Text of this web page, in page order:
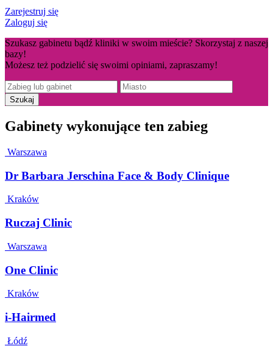
Zarejestruj się
Zaloguj się
Szukasz gabinetu bądź kliniki w swoim mieście? Skorzystaj z naszej
bazy!
Możesz też podzielić się swoimi opiniami, zapraszamy!
Gabinety wykonujące ten zabieg
Warszawa
Dr Barbara Jerschina Face & Body Clinique
Kraków
Ruczaj Clinic
Warszawa
One Clinic
Kraków
i-Hairmed
Łódź